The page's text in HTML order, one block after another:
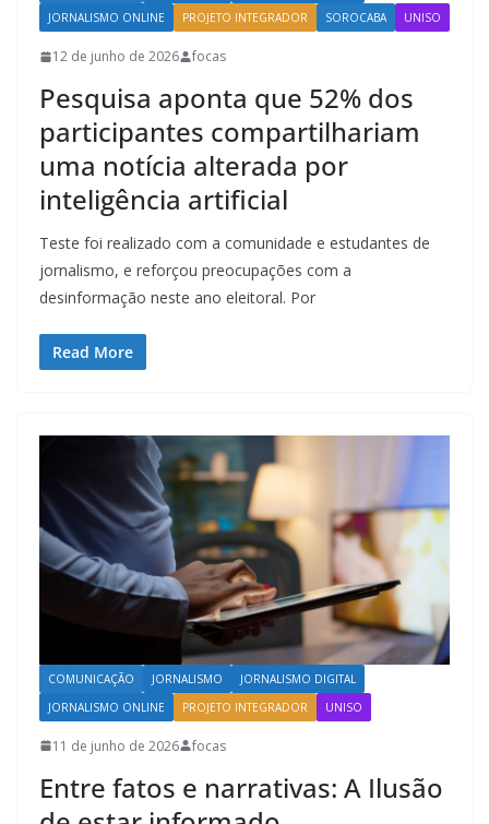
JORNALISMO ONLINE
PROJETO INTEGRADOR SOROCABA UNISO
12 de junho de 2026 focas
Pesquisa aponta que 52% dos
participantes compartilhariam
uma notícia alterada por
inteligência artificial
Teste foi realizado com a comunidade e estudantes de
jornalismo, e reforçou preocupações com a
desinformação neste ano eleitoral. Por
Read More
COMUNICAÇÃO JORNALISMO
JORNALISMO DIGITAL
JORNALISMO ONLINE
PROJETO INTEGRADOR UNISO
11 de junho de 2026 focas
Entre fatos e narrativas: A Ilusão